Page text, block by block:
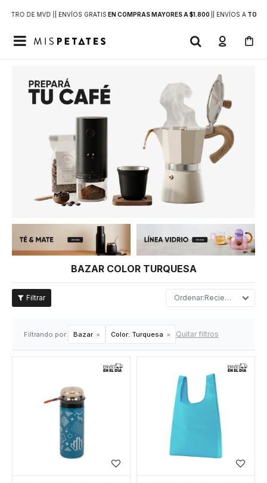
DE MVD | | ENVÍOS GRATIS EN COMPRAS MAYORES A $1.800 | ENVÍOS ATODO

BAZAR COLOR TURQUESA
Recientes
Filtrando por: Bazar Color: Turquesa Quitar filtros